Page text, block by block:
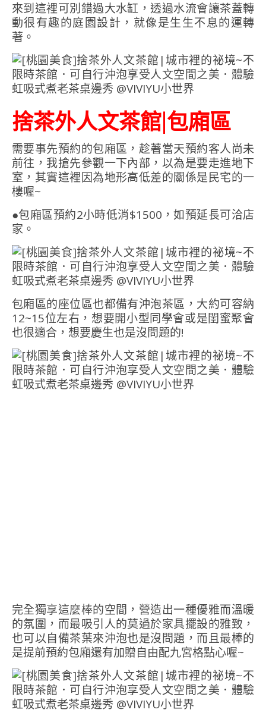
來到這裡可別錯過大水缸，透過水流會讓茶蓋轉
動很有趣的庭園設計，就像是生生不息的運轉
著。
捨茶外人文茶館|包廂區
需要事先預約的包廂區，趁著當天預約客人尚未
前往，我搶先參觀一下內部，以為是要走進地下
室，其實這裡因為地形高低差的關係是民宅的一
樓喔~
●包廂區預約2小時低消$1500，如預延長可洽店
家。
包廂區的座位區也都備有沖泡茶區，大約可容納
12~15位左右，想要開小型同學會或是閨蜜聚會
也很適合，想要慶生也是沒問題的!
完全獨享這麼棒的空間，營造出一種優雅而溫暖
的氛圍，而最吸引人的莫過於家具擺設的雅致，
也可以自備茶葉來沖泡也是沒問題，而且最棒的
是提前預約包廂還有加贈自由配九宮格點心喔~